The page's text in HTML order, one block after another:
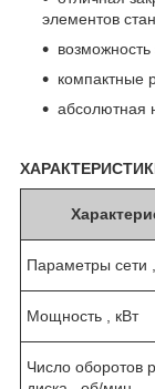
элементов
компактные
абсолютная
Параметры сети
Мощность , кВт
Число оборотов